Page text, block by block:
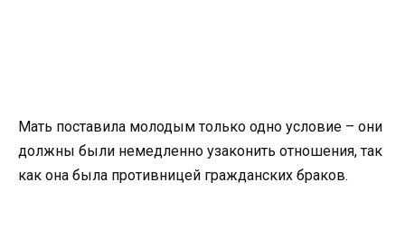
Мать поставила молодым только одно условие – они
должны были немедленно узаконить отношения, так
как она была противницей гражданских браков.